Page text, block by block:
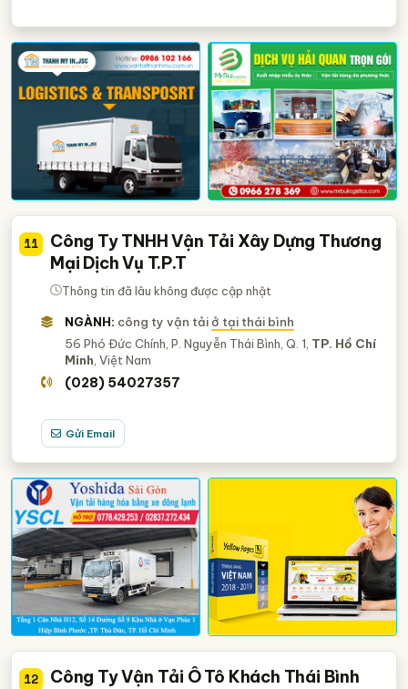
11
Công Ty TNHH Vận Tải Xây Dựng Thương
Mại Dịch Vụ T.P.T
Thông tin đã lâu không được cập nhật
NGÀNH: công ty vận tảiở tại thái bình
56 Phó Đức Chính, P. Nguyễn Thái Bình, Q. 1, TP. Hồ Chí
Minh , Việt Nam
(028) 54027357
Gửi Email
12 Công Ty Vận Tải Ô Tô Khách Thái Bình